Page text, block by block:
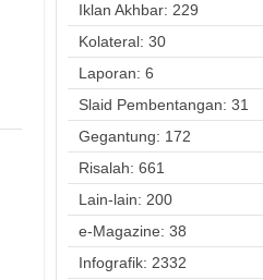
Iklan Akhbar: 229
Kolateral: 30
Laporan: 6
Slaid Pembentangan: 31
Gegantung: 172
Risalah: 661
Lain-lain: 200
e-Magazine: 38
Infografik: 2332